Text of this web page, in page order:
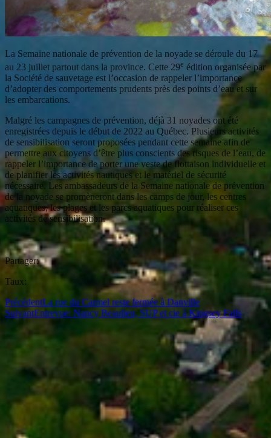
La Semaine nationale de prévention de la noyade se déroule du 17
au 23 juillet partout dans la province. Cette 29e édition organisée par
la Société de sauvetage est l’occasion de rappeler l’importance
d’adopter des comportements prudents près des points d’eau et sur
les embarcations.
Malgré les campagnes de prévention, déjà 31 noyades ont été
enregistrées depuis le début de 2022 au Québec. Plusieurs activités
de sensibilisation seront proposées pendant cette semaine afin de
permettre aux citoyens d’être plus conscients des risques de l’eau, de
rappeler l’importance de porter une veste de flottaison individuelle et
de planifier les activités nautiques et le matériel de sécurité
nécessaire. Les ambassadeurs de la Semaine nationale de prévention
de la noyade se promèneront dans les camps de jour, les centres
aquatiques, les plages et les parcs aquatiques pour réaliser ces
activités de sensibilisation.
Partager:
Taux:
PrécédentLa rue du Carmel reste fermée à Danville
SuivantEntrevue: Nancy Beaulieu, SUP et cie à Kingsey Falls